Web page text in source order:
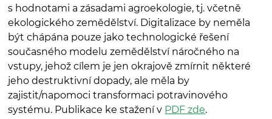
s hodnotami a zásadami agroekologie, tj. včetně
ekologického zemědělství. Digitalizace by neměla
být chápána pouze jako technologické řešení
současného modelu zemědělství náročného na
vstupy, jehož cílem je jen okrajově zmírnit některé
jeho destruktivní dopady, ale měla by
zajistit/napomoci transformaci potravinového
systému. Publikace ke stažení v PDF zde.